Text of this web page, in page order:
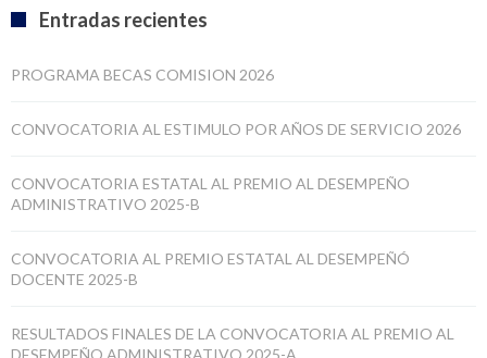
Entradas recientes
PROGRAMA BECAS COMISION 2026
CONVOCATORIA AL ESTIMULO POR AÑOS DE SERVICIO 2026
CONVOCATORIA ESTATAL AL PREMIO AL DESEMPEÑO
ADMINISTRATIVO 2025-B
CONVOCATORIA AL PREMIO ESTATAL AL DESEMPEÑÓ
DOCENTE 2025-B
RESULTADOS FINALES DE LA CONVOCATORIA AL PREMIO AL